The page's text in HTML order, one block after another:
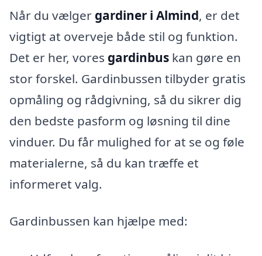
Når du vælger gardiner i Almind, er det
vigtigt at overveje både stil og funktion.
Det er her, vores gardinbus kan gøre en
stor forskel. Gardinbussen tilbyder gratis
opmåling og rådgivning, så du sikrer dig
den bedste pasform og løsning til dine
vinduer. Du får mulighed for at se og føle
materialerne, så du kan træffe et
informeret valg.
Gardinbussen kan hjælpe med: